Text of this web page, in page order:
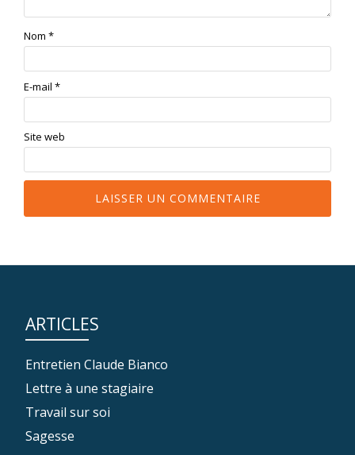
Nom *
E-mail *
Site web
ARTICLES
Entretien Claude Bianco
Lettre à une stagiaire
Travail sur soi
Sagesse